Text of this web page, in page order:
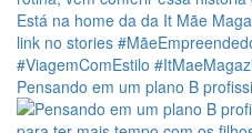
Pensando em um plano B